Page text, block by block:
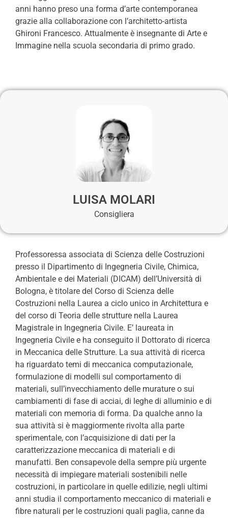
anni hanno preso una forma d’arte contemporanea
grazie alla collaborazione con l’architetto-artista
Ghironi Francesco. Attualmente è insegnante di Arte e
Immagine nella scuola secondaria di primo grado.
LUISA MOLARI
Consigliera
Professoressa associata di Scienza delle Costruzioni
presso il Dipartimento di Ingegneria Civile, Chimica,
Ambientale e dei Materiali (DICAM) dell’Università di
Bologna, è titolare del Corso di Scienza delle
Costruzioni nella Laurea a ciclo unico in Architettura e
del corso di Teoria delle strutture nella Laurea
Magistrale in Ingegneria Civile. E’ laureata in
Ingegneria Civile e ha conseguito il Dottorato di ricerca
in Meccanica delle Strutture. La sua attività di ricerca
ha riguardato temi di meccanica computazionale,
formulazione di modelli sul comportamento di
materiali, sull’invecchiamento delle murature o sui
cambiamenti di fase di acciai, di leghe di alluminio e di
materiali con memoria di forma. Da qualche anno la
sua attività si è maggiormente rivolta alla parte
sperimentale, con l’acquisizione di dati per la
caratterizzazione meccanica di materiali e di
manufatti. Ben consapevole della sempre più urgente
necessità di impiegare materiali sostenibili nelle
costruzioni, in particolare in quelle edilizie, negli ultimi
anni studia il comportamento meccanico di materiali e
fibre naturali per le costruzioni quali paglia, canne da